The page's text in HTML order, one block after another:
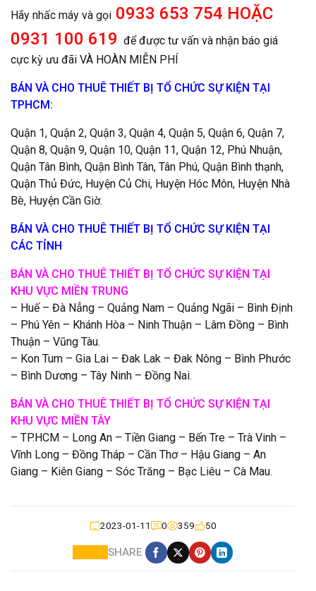
Hãy nhấc máy và gọi 0933 653 754 HOẶC
0931 100 619 để được tư vấn và nhận báo giá
cực kỳ ưu đãi VÀ HOÀN MIỄN PHÍ
BÁN VÀ CHO THUÊ THIẾT BỊ TỔ CHỨC SỰ KIỆN TẠI
TPHCM:
Quận 1, Quận 2, Quận 3, Quận 4, Quận 5, Quận 6, Quận 7,
Quận 8, Quận 9, Quận 10, Quận 11, Quận 12, Phú Nhuận,
Quận Tân Bình, Quận Bình Tân, Tân Phú, Quận Bình thạnh,
Quận Thủ Đức, Huyện Củ Chi, Huyện Hóc Môn, Huyện Nhà
Bè, Huyện Cần Giờ.
BÁN VÀ CHO THUÊ THIẾT BỊ TỔ CHỨC SỰ KIỆN TẠI
CÁC TỈNH
BÁN VÀ CHO THUÊ THIẾT BỊ TỔ CHỨC SỰ KIỆN TẠI
KHU VỰC MIỀN TRUNG
– Huế – Đà Nẳng – Quảng Nam – Quảng Ngãi – Bình Định
– Phú Yên – Khánh Hòa – Ninh Thuận – Lâm Đồng – Bình
Thuận – Vũng Tàu.
– Kon Tum – Gia Lai – Đak Lak – Đak Nông – Bình Phước
– Bình Dương – Tây Ninh – Đồng Nai.
BÁN VÀ CHO THUÊ THIẾT BỊ TỔ CHỨC SỰ KIỆN TẠI
KHU VỰC MIỀN TÂY
– TP.HCM – Long An – Tiền Giang – Bến Tre – Trà Vinh –
Vĩnh Long – Đồng Tháp – Cần Thơ – Hậu Giang – An
Giang – Kiên Giang – Sóc Trăng – Bạc Liêu – Cà Mau.
2023-01-11 0 359 50
SHARE